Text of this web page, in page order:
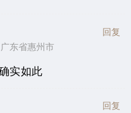
东省惠州市
回复
实如此
回复